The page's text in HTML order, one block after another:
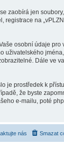
zaobírá jen
na
osobní údaje pro
uživatelského
Dále ve
je prostředek k
že byste
e-mailu, poté
Smazat
nás